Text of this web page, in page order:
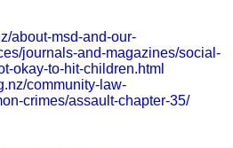
about-msd-and-our-
journals-and-magazines/social-
okay-to-hit-children.html
community-law-
crimes/assault-chapter-35/